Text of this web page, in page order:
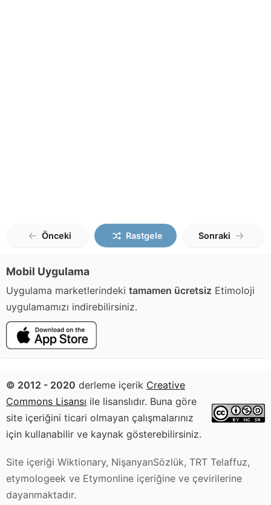
Önceki Rastgele Sonraki
Mobil Uygulama
Uygulama marketlerindeki tamamen ücretsiz Etimoloji
uygulamamızı indirebilirsiniz.
© 2012 - 2020 derleme içerik Creative
Commons Lisansı ile lisanslıdır. Buna göre
site içeriğini ticari olmayan çalışmalarınız
için kullanabilir ve kaynak gösterebilirsiniz.
Site içeriği Wiktionary, NişanyanSözlük, TRT Telaffuz,
etymologeek ve Etymonline içeriğine ve çevirilerine
dayanmaktadır.